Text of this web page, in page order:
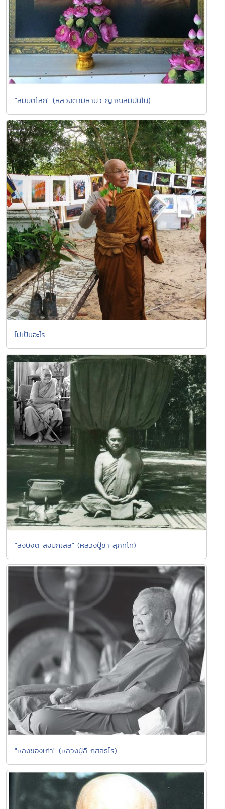
"สมบัติโลก" (หลวงตามหาบัว ญาณสัมปันโน)
ไม่เป็นอะไร
"สงบจิต สงบกิเลส" (หลวงปู่ชา สุภัทโท)
"หลงของเก่า" (หลวงปู่ลี กุสลธโร)